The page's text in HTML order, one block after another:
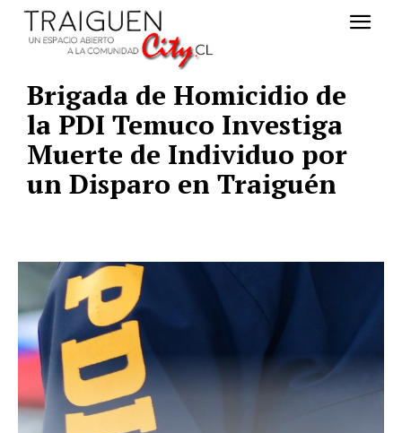
Brigada de Homicidio de
la PDI Temuco Investiga
Muerte de Individuo por
un Disparo en Traiguén